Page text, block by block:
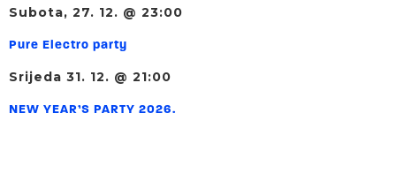
Subota, 27. 12. @ 23:00
Pure Electro party
Srijeda 31. 12. @ 21:00
NEW YEAR’S PARTY 2026.